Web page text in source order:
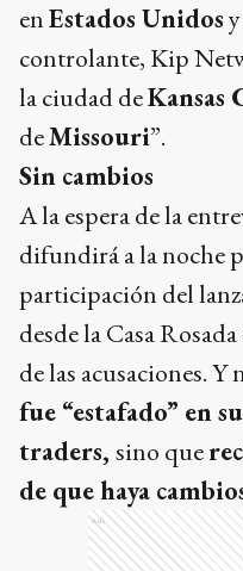
enEstados Unidos
controlante, Kip
la ciudad deKansas
deMissouri”.
Sin cambios
A la espera de la
difundirá a la noche
participación del
desde la Casa
de las acusaciones. Y
fue “estafado” en
traders, sino que
de que haya
Ads